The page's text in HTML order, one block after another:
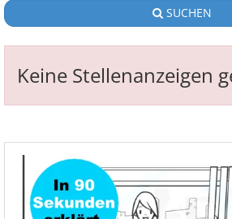
SUCHEN
Keine Stellenanzeigen